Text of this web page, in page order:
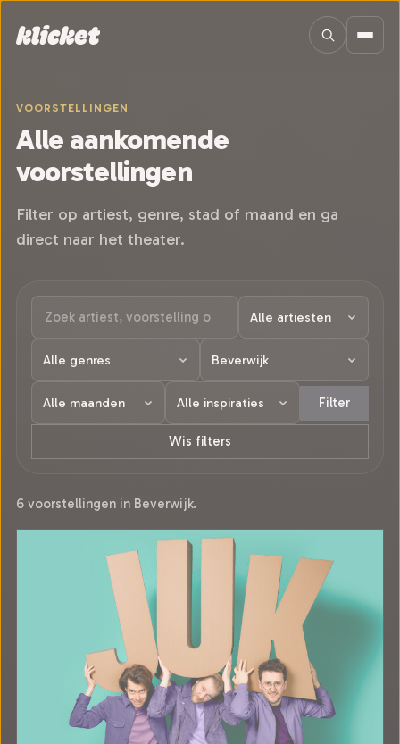
VOORSTELLINGEN
Alle aankomende
voorstellingen
Filter op artiest, genre, stad of maand en ga
direct naar het theater.
Filter
Wis filters
6 voorstellingen in Beverwijk.